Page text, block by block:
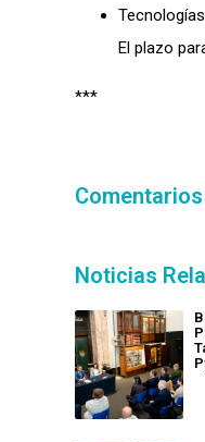
El plazo
***
Comentarios
Noticias